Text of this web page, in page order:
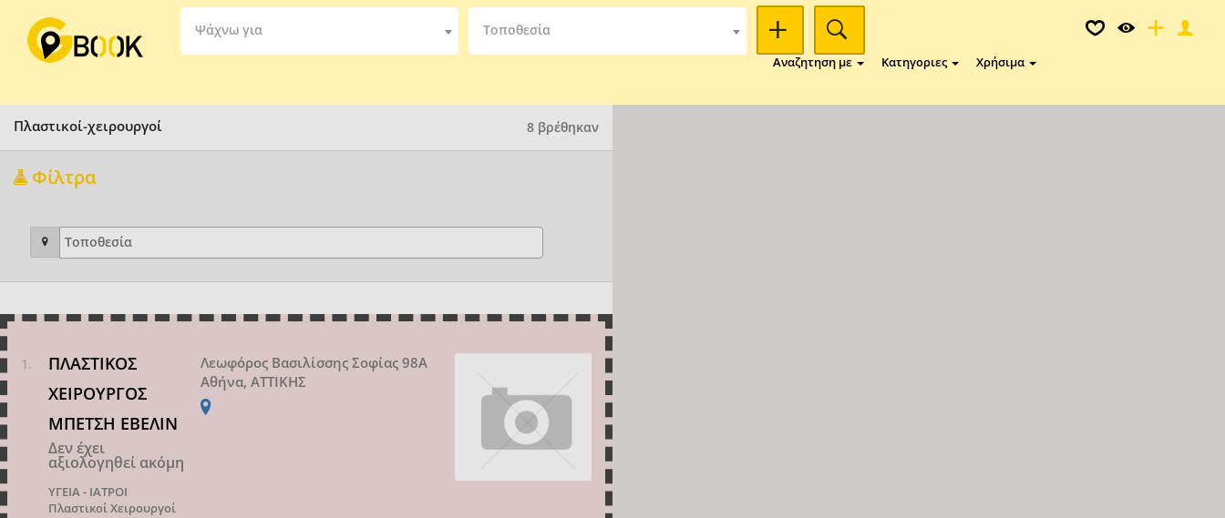
Ψάχνω για Τοποθεσία
Αναζητηση με Κατηγοριες Χρήσιμα
Πλαστικοί-χειρουργοί 8 βρέθηκαν
Φίλτρα
ΠΛΑΣΤΙΚΟΣ
ΧΕΙΡΟΥΡΓΟΣ
ΜΠΕΤΣΗ ΕΒΕΛΙΝ
Δεν έχει
αξιολογηθεί ακόμη
ΥΓΕΙΑ - ΙΑΤΡΟΙ
Πλαστικοί Χειρουργοί
Λεωφόρος Βασιλίσσης Σοφίας 98Α
Αθήνα, ΑΤΤΙΚΗΣ